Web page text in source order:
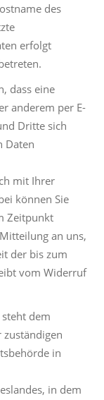
des
erfolgt
dass eine
anderem per E-
Dritte sich
Daten
mit Ihrer
können Sie
Zeitpunkt
an uns,
der bis zum
vom Widerruf
dem
in
in dem